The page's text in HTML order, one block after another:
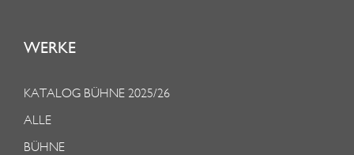
WERKE
KATALOG BÜHNE 2025/26
ALLE
BÜHNE